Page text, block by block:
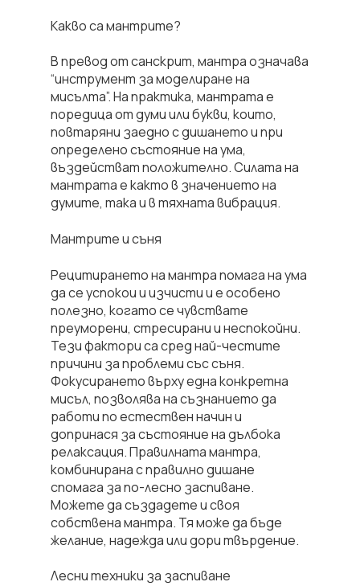
Какво са мантрите?
В превод от санскрит, мантра означава
“инструмент за моделиране на
мисълта”. На практика, мантрата е
поредица от думи или букви, които,
повтаряни заедно с дишането и при
определено състояние на ума,
въздействат положително. Силата на
мантрата е както в значението на
думите, така и в тяхната вибрация.
Мантрите и съня
Рецитирането на мантра помага на ума
да се успокои и изчисти и е особено
полезно, когато се чувствате
преуморени, стресирани и неспокойни.
Тези фактори са сред най-честите
причини за проблеми със съня.
Фокусирането върху една конкретна
мисъл, позволява на съзнанието да
работи по естествен начин и
допринася за състояние на дълбока
релаксация. Правилната мантра,
комбинирана с правилно дишане
спомага за по-лесно заспиване.
Можете да създадете и своя
собствена мантра. Тя може да бъде
желание, надежда или дори твърдение.
Лесни техники за заспиване